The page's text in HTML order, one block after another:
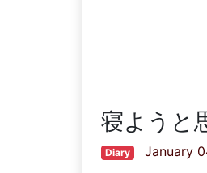
寝ようと
Diary January